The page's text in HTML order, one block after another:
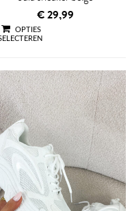
OPTIES
€29,99